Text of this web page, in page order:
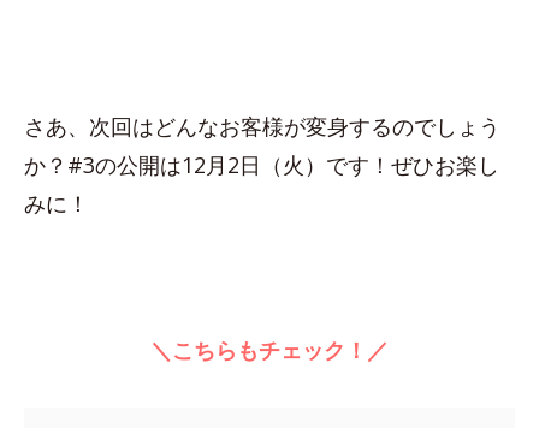
さあ、次回はどんなお客様が変身するのでしょう
か？#3の公開は12月2日（火）です！ぜひお楽し
みに！
＼こちらもチェック！／